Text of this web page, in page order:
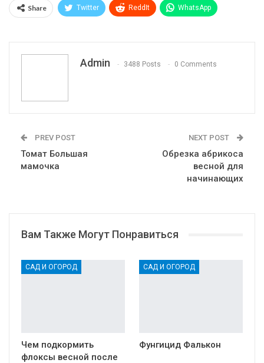
Share Twitter ReddIt WhatsApp
VK
Admin 3488 Posts 0 Comments
PREV POST
Томат Большая
мамочка
NEXT POST
Обрезка абрикоса
весной для
начинающих
Вам Также Могут Понравиться
САД И ОГОРОД
Чем подкормить
флоксы весной после
САД И ОГОРОД
Фунгицид Фалькон